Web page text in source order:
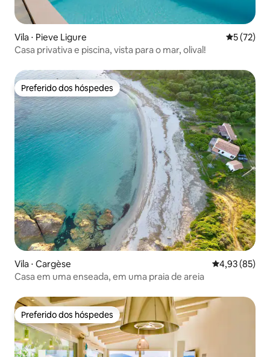
Vila ⋅ Pieve Ligure 5 de uma
5 (72)
Casa privativa e piscina, vista para o mar, olival!
Preferido dos hóspedes
Preferido dos hóspedes
Vila ⋅ Cargèse 4,93 de uma
4,93 (85)
Casa em uma enseada, em uma praia de areia
Preferido dos hóspedes
Preferido dos hóspedes